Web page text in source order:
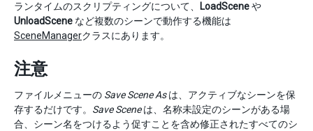
ランタイムのスクリプティングについて、 LoadSceneや
UnloadScene など複数のシーンで動作する機能は
SceneManagerクラスにあります。
注意
ファイルメニューの Save Scene Asは、アクティブなシーンを保
存するだけです。 Save Sceneは、名称未設定のシーンがある場
合、シーン名をつけるよう促すことを含め修正されたすべてのシ